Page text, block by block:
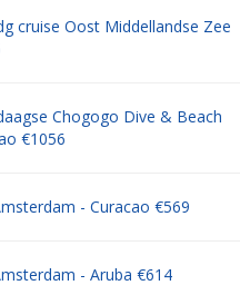
cruise Oost Middellandse Zee
Chogogo Dive & Beach
€1056
- Curacao €569
- Aruba €614